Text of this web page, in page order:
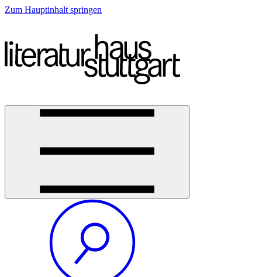
Zum Hauptinhalt springen